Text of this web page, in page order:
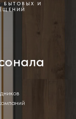
БЫТОВЫХ И